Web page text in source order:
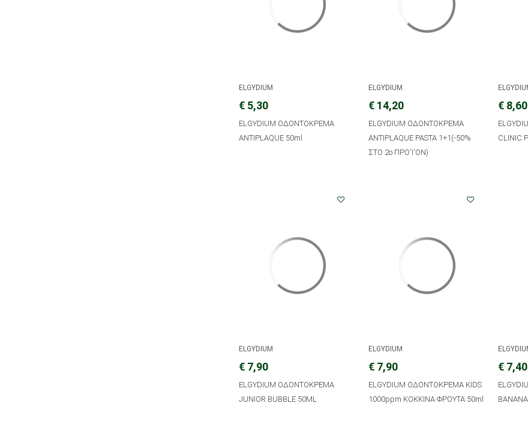
ELGYDIUM
€ 5,30
ELGYDIUM ΟΔΟΝΤΟΚΡΕΜΑ
ANTIPLAQUE 50ml
ELGYDIUM
€ 14,20
ELGYDIUM ΟΔΟΝΤΟΚΡΕΜΑ
ANTIPLAQUE PASTA 1+1(-50%
ΣΤΟ 2ο ΠΡΟ'Ι'ΟΝ)
€ 8,60
CLINIC
ELGYDIUM
€ 7,90
ELGYDIUM ΟΔΟΝΤΟΚΡΕΜΑ
JUNIOR BUBBLE 50ML
ELGYDIUM
€ 7,90
ELGYDIUM ΟΔΟΝΤΟΚΡΕΜΑ KIDS
1000ppm ΚΟΚΚΙΝΑ ΦΡΟΥΤΑ 50ml
€ 7,40